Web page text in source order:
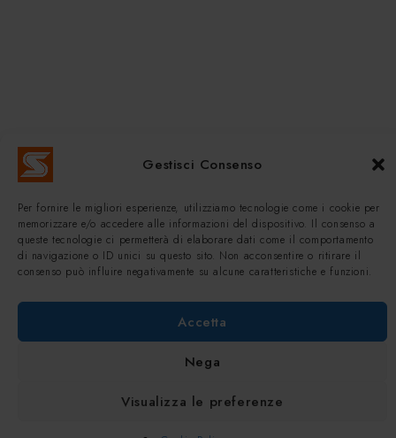
Gestisci Consenso
Per fornire le migliori esperienze, utilizziamo tecnologie come i cookie per
memorizzare e/o accedere alle informazioni del dispositivo. Il consenso a
queste tecnologie ci permetterà di elaborare dati come il comportamento
di navigazione o ID unici su questo sito. Non acconsentire o ritirare il
consenso può influire negativamente su alcune caratteristiche e funzioni.
Accetta
Nega
Visualizza le preferenze